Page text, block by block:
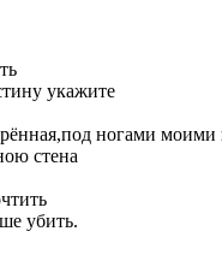
укажите
ногами моими
стена
убить.